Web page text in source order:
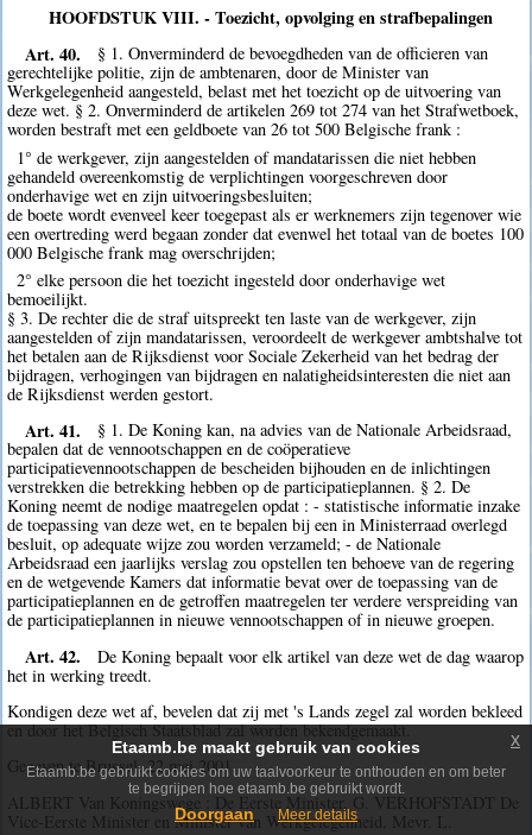
HOOFDSTUK VIII. - Toezicht, opvolging en strafbepalingen
Art. 40.
§ 1. Onverminderd de bevoegdheden van de officieren van
gerechtelijke politie, zijn de ambtenaren, door de Minister van
Werkgelegenheid aangesteld, belast met het toezicht op de uitvoering van
deze wet. § 2. Onverminderd de artikelen 269 tot 274 van het Strafwetboek,
worden bestraft met een geldboete van 26 tot 500 Belgische frank :
1° de werkgever, zijn aangestelden of mandatarissen die niet hebben
gehandeld overeenkomstig de verplichtingen voorgeschreven door
onderhavige wet en zijn uitvoeringsbesluiten;
de boete wordt evenveel keer toegepast als er werknemers zijn tegenover wie
een overtreding werd begaan zonder dat evenwel het totaal van de boetes 100
000 Belgische frank mag overschrijden;
2° elke persoon die het toezicht ingesteld door onderhavige wet
bemoeilijkt.
§ 3. De rechter die de straf uitspreekt ten laste van de werkgever, zijn
aangestelden of zijn mandatarissen, veroordeelt de werkgever ambtshalve tot
het betalen aan de Rijksdienst voor Sociale Zekerheid van het bedrag der
bijdragen, verhogingen van bijdragen en nalatigheidsinteresten die niet aan
de Rijksdienst werden gestort.
Art. 41.
§ 1. De Koning kan, na advies van de Nationale Arbeidsraad,
bepalen dat de vennootschappen en de coöperatieve
participatievennootschappen de bescheiden bijhouden en de inlichtingen
verstrekken die betrekking hebben op de participatieplannen. § 2. De
Koning neemt de nodige maatregelen opdat : - statistische informatie inzake
de toepassing van deze wet, en te bepalen bij een in Ministerraad overlegd
besluit, op adequate wijze zou worden verzameld; - de Nationale
Arbeidsraad een jaarlijks verslag zou opstellen ten behoeve van de regering
en de wetgevende Kamers dat informatie bevat over de toepassing van de
participatieplannen en de getroffen maatregelen ter verdere verspreiding van
de participatieplannen in nieuwe vennootschappen of in nieuwe groepen.
Art. 42.
De Koning bepaalt voor elk artikel van deze wet de dag waarop
het in werking treedt.
Kondigen deze wet af, bevelen dat zij met 's Lands zegel zal worden bekleed
en door het Belgisch Staatsblad zal worden bekendgemaakt.
Gegeven te Brussel, 22 mei 2001.
ALBERT Van Koningswege : De Eerste Minister, G. VERHOFSTADT De
Vice-Eerste Minister en Minister van Werkgelegenheid, Mevr. L.
Etaamb.be maakt gebruik van cookies
Etaamb.be gebruikt cookies om uw taalvoorkeur te onthouden en om beter
te begrijpen hoe etaamb.be gebruikt wordt.
Doorgaan Meer details
x